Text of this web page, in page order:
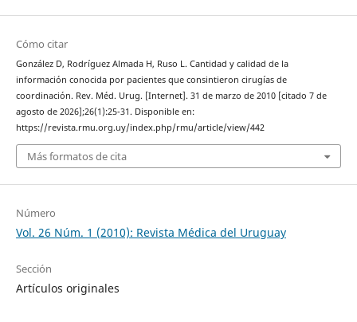
Cómo citar
González D, Rodríguez Almada H, Ruso L. Cantidad y calidad de la
información conocida por pacientes que consintieron cirugías de
coordinación. Rev. Méd. Urug. [Internet]. 31 de marzo de 2010 [citado 7 de
agosto de 2026];26(1):25-31. Disponible en:
https://revista.rmu.org.uy/index.php/rmu/article/view/442
Más formatos de cita
Número
Vol. 26 Núm. 1 (2010): Revista Médica del Uruguay
Sección
Artículos originales